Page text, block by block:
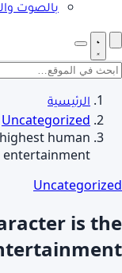
بالصوت
الرئيسية
Uncategorized
human
entertainment
Uncategorized
is the